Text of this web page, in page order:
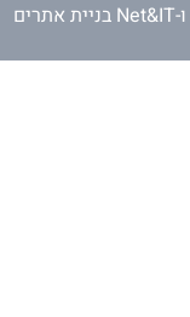
ו- Net&IT בניית אתרים